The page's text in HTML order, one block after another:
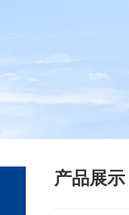
产品展示